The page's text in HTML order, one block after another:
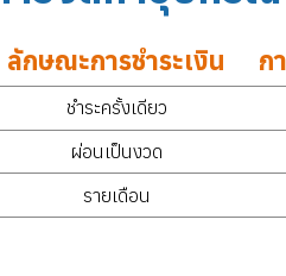
ลักษณะการชำระเงิน ก
ชำระครั้งเดียว
ผ่อนเป็นงวด
รายเดือน